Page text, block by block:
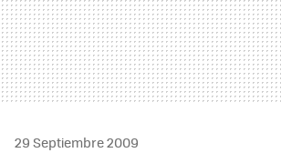
29 Septiembre 2009